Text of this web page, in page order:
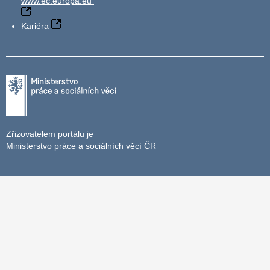
Kariéra
Zřizovatelem portálu je
Ministerstvo práce a sociálních věcí ČR